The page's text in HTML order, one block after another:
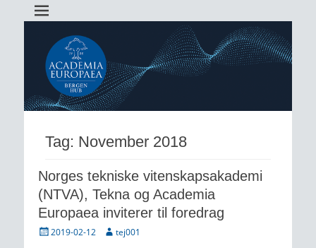
Tag: November 2018
Norges tekniske vitenskapsakademi
(NTVA), Tekna og Academia
Europaea inviterer til foredrag
Posted2019-02-12 Author
tej001